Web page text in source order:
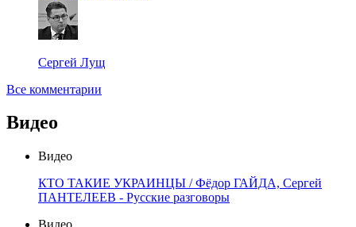
Сергей Лущ
Все комментарии
Видео
Видео
КТО ТАКИЕ УКРАИНЦЫ / Фёдор ГАЙДА, Сергей
ПАНТЕЛЕЕВ - Русские разговоры